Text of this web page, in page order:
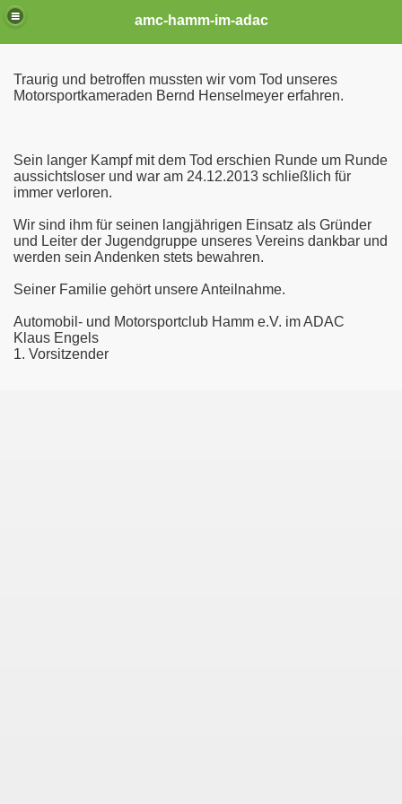
amc-hamm-im-adac
Traurig und betroffen mussten wir vom Tod unseres
Motorsportkameraden Bernd Henselmeyer erfahren.
Sein langer Kampf mit dem Tod erschien Runde um Runde
aussichtsloser und war am 24.12.2013 schließlich für
immer verloren.
Wir sind ihm für seinen langjährigen Einsatz als Gründer
und Leiter der Jugendgruppe unseres Vereins dankbar und
werden sein Andenken stets bewahren.
Seiner Familie gehört unsere Anteilnahme.
Automobil- und Motorsportclub Hamm e.V. im ADAC
Klaus Engels
1. Vorsitzender